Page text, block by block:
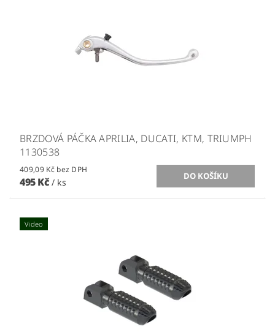
BRZDOVÁ PÁČKA APRILIA, DUCATI, KTM, TRIUMPH
1130538
409,09 Kč bez DPH
495 Kč / ks
Video